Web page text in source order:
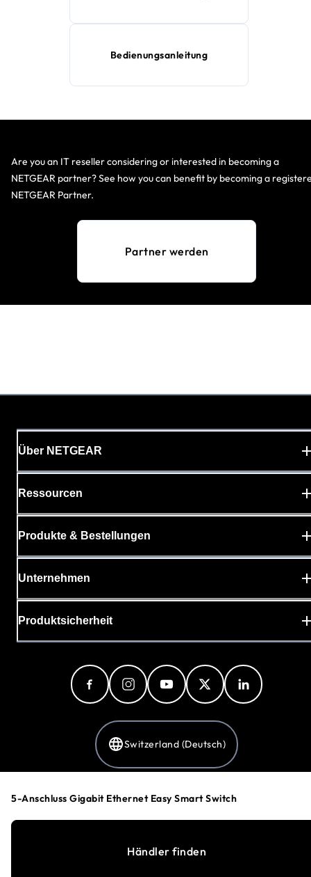
Bedienungsanleitung
Are you an IT reseller considering or interested in becoming a
NETGEAR partner? See how you can benefit by becoming a
NETGEAR Partner.
Partner werden
5-Anschluss Gigabit Ethernet Easy Smart Switch
Händler finden
Über NETGEAR
Ressourcen
Produkte & Bestellungen
Unternehmen
Produktsicherheit
Switzerland (Deutsch)
Datenschutzerklärung
Cookie-Einstellungen
1996-2026 NETGEAR®